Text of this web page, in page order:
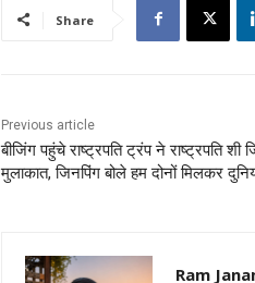
Share
Previous article
बीजिंग पहुंचे राष्ट्रपति ट्रंप ने राष्ट्रपति शी
मुलाकात, जिनपिंग बोले हम दोनों मिलकर
Ram